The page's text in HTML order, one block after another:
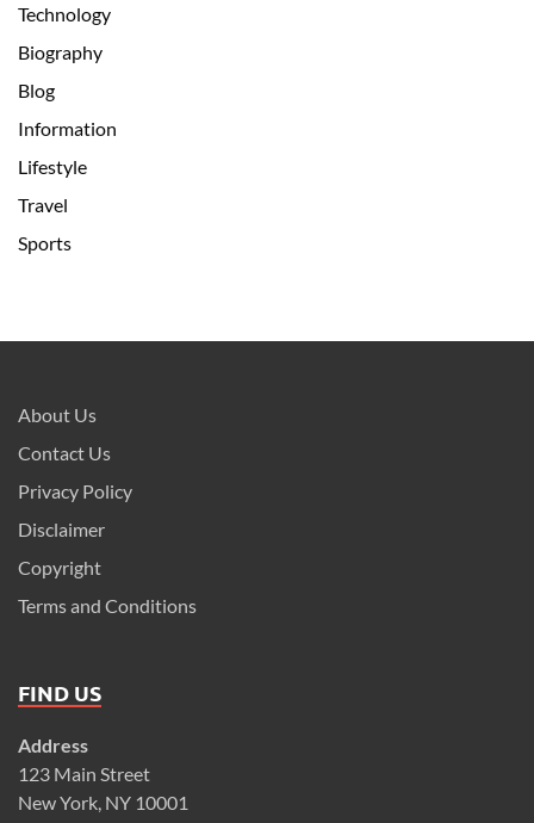
Technology
Biography
Blog
Information
Lifestyle
Travel
Sports
About Us
Contact Us
Privacy Policy
Disclaimer
Copyright
Terms and Conditions
FIND US
Address
123 Main Street
New York, NY 10001